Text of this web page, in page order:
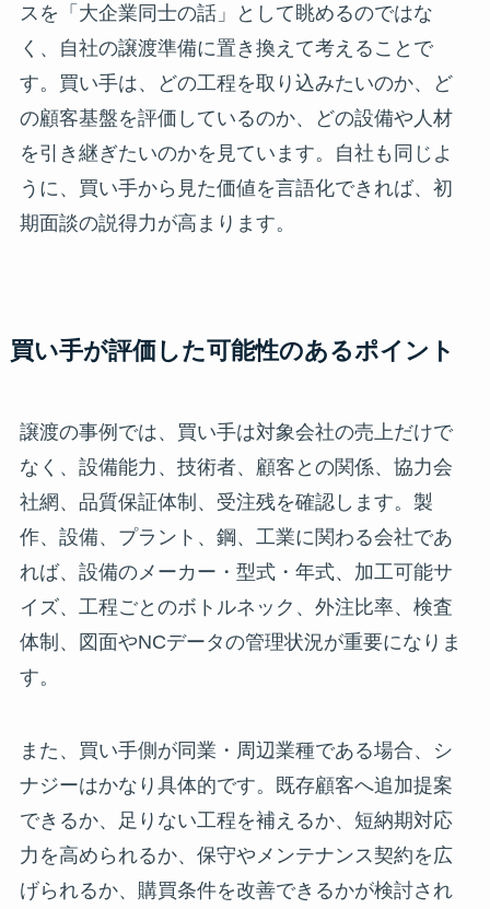
スを「大企業同士の話」として眺めるのではな
く、自社の譲渡準備に置き換えて考えることで
す。買い手は、どの工程を取り込みたいのか、ど
の顧客基盤を評価しているのか、どの設備や人材
を引き継ぎたいのかを見ています。自社も同じよ
うに、買い手から見た価値を言語化できれば、初
期面談の説得力が高まります。
買い手が評価した可能性のあるポイント
譲渡の事例では、買い手は対象会社の売上だけで
なく、設備能力、技術者、顧客との関係、協力会
社網、品質保証体制、受注残を確認します。製
作、設備、プラント、鋼、工業に関わる会社であ
れば、設備のメーカー・型式・年式、加工可能サ
イズ、工程ごとのボトルネック、外注比率、検査
体制、図面やNCデータの管理状況が重要になりま
す。
また、買い手側が同業・周辺業種である場合、シ
ナジーはかなり具体的です。既存顧客へ追加提案
できるか、足りない工程を補えるか、短納期対応
力を高められるか、保守やメンテナンス契約を広
げられるか、購買条件を改善できるかが検討され